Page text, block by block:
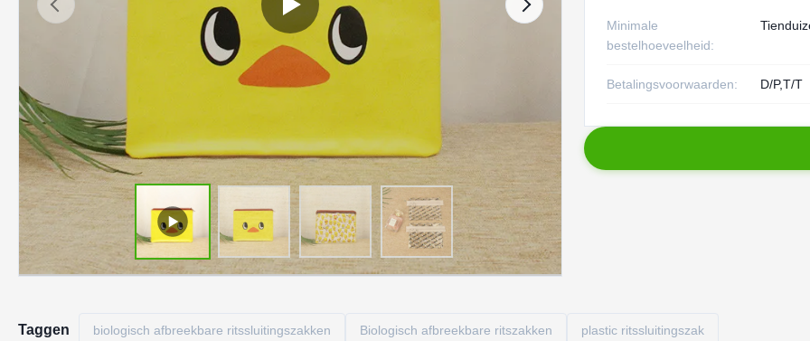
Minimale
bestelhoeveelheid:
Betalingsvoorwaarden: D/P,T/T
Taggen biologisch afbreekbare ritssluitingszakken Biologisch afbreekbare ritszakken plastic ritssluitingszak